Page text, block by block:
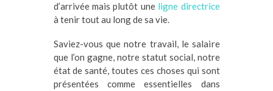
d’arrivée mais plutôt une ligne directrice
à tenir tout au long de sa vie.
Saviez-vous que notre travail, le salaire
que l’on gagne, notre statut social, notre
état de santé, toutes ces choses qui sont
présentées comme essentielles dans